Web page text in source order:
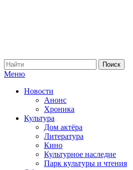
Меню
Новости
Анонс
Хроника
Культура
Дом актёра
Литература
Кино
Культурное наследие
Парк культуры и чтения